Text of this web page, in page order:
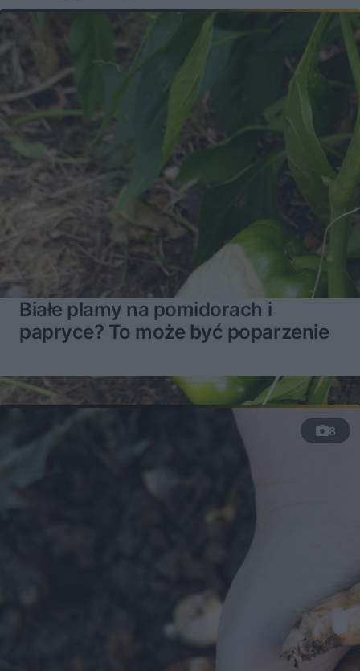
Białe plamy na pomidorach i
papryce? To może być poparzenie
8